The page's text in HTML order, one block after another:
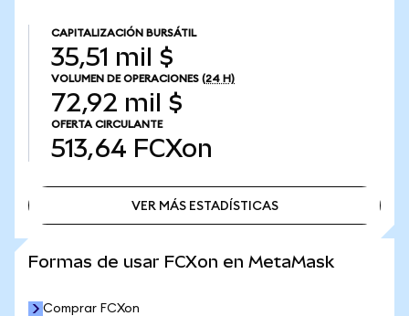
CAPITALIZACIÓN BURSÁTIL
35,51 mil $
VOLUMEN DE OPERACIONES (24 H)
72,92 mil $
OFERTA CIRCULANTE
513,64 FCXon
VER MÁS ESTADÍSTICAS
Formas de usar FCXon en MetaMask
Comprar FCXon